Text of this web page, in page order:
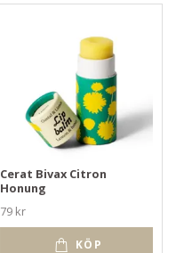
Cerat Bivax Citron
Honung
79 kr
KÖP